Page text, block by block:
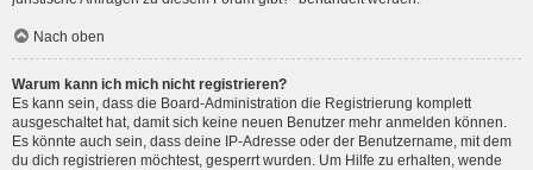
Nach oben
Warum kann ich mich nicht registrieren?
Es kann sein, dass die Board-Administration die Registrierung komplett
ausgeschaltet hat, damit sich keine neuen Benutzer mehr anmelden können.
Es könnte auch sein, dass deine IP-Adresse oder der Benutzername, mit dem
du dich registrieren möchtest, gesperrt wurden. Um Hilfe zu erhalten, wende